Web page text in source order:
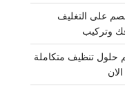
عفش بالخرج بـ45%خصم على التغليف
وتركيب
بـ35%خصم حلول تنظيف متكاملة